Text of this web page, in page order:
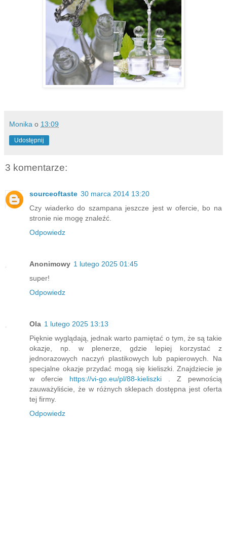
Monika o 13:09
Udostępnij
3 komentarze:
sourceoftaste 30 marca 2014 13:20
Czy wiaderko do szampana jeszcze jest w ofercie, bo na
stronie nie mogę znaleźć.
Odpowiedz
Anonimowy 1 lutego 2025 01:45
super!
Odpowiedz
Ola 1 lutego 2025 13:13
Pięknie wyglądają, jednak warto pamiętać o tym, że są takie
okazje, np. w plenerze, gdzie lepiej korzystać z
jednorazowych naczyń plastikowych lub papierowych. Na
specjalne okazje przydać mogą się kieliszki. Znajdziecie je
w ofercie https://vi-go.eu/pl/88-kieliszki . Z pewnością
zauważyliście, że w różnych sklepach dostępna jest oferta
tej firmy.
Odpowiedz